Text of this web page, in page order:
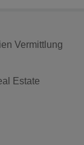
Vermittlung
Estate